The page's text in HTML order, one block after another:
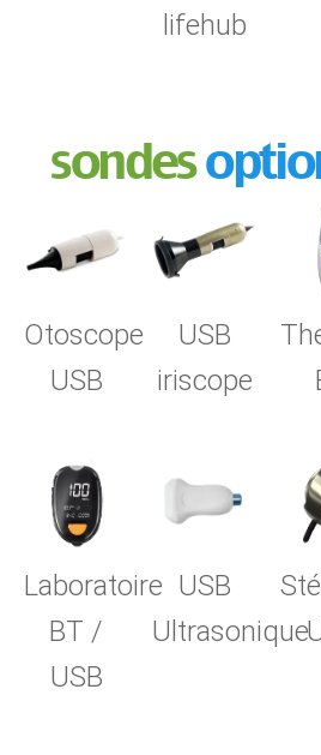
lifehub
sondes
Otoscope
USB
USB
iriscope
Laboratoire
BT /
USB
USB
Ultrasonique